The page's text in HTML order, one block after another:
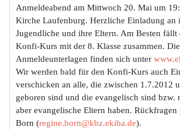
Anmeldeabend am Mittwoch 20. Mai um
Kirche Laufenburg. Herzliche Einladung an
Jugendliche und ihre Eltern. Am Besten fällt
Konfi-Kurs mit der 8. Klasse zusammen.
Anmeldeunterlagen finden sich unter
Wir werden bald für den Konfi-Kurs auch
verschicken an alle, die zwischen 1.7.2012
geboren sind und die evangelisch sind bzw.
aber evangelische Eltern haben. Rückfragen
Born (regine.born@kbz.ekiba.de).